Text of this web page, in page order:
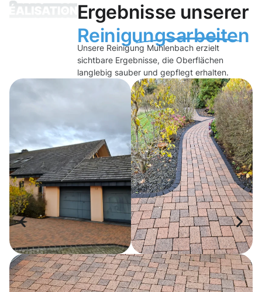
Ergebnisse unserer
Reinigungsarbeiten
Unsere Reinigung Muhlenbach erzielt
sichtbare Ergebnisse, die Oberflächen
langlebig sauber und gepflegt erhalten.